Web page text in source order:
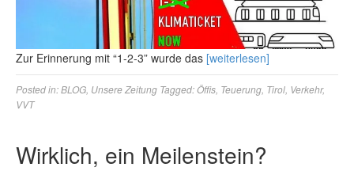
Zur Erinnerung mit “1-2-3” wurde das [weiterlesen]
Posted in:BLOG Unsere Zeitung Tagged:Öffis Teuerung Tirol Verkehr,
VVT
Wirklich, ein Meilenstein?